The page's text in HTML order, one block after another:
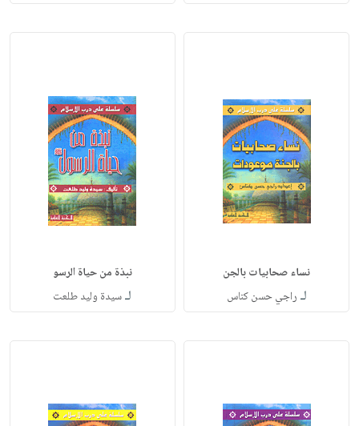
نساء صحابيات بالجن
لـ راجي حسن كناس
نبذة من حياة الرسو
لـسيدة وليد طلعت